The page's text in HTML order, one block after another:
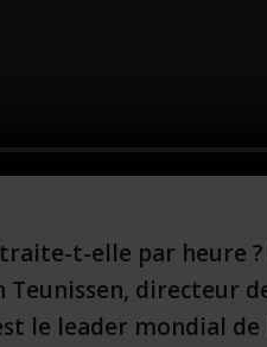
t-elle par heure
directeur
le leader mondial